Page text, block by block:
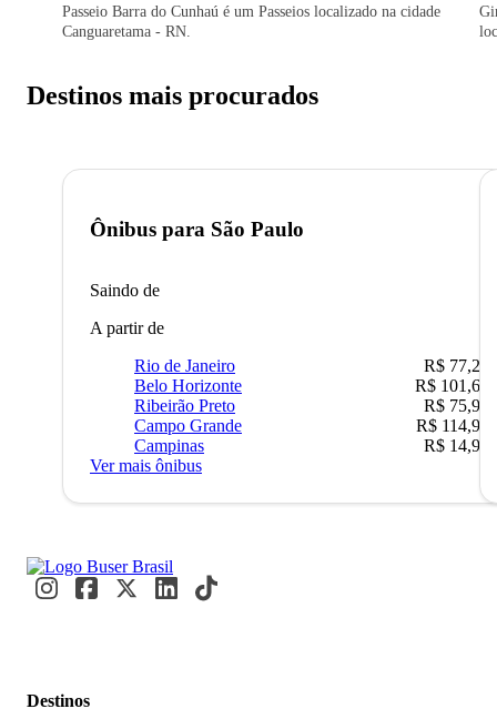
Passeio Barra do Cunhaú é um Passeios localizado na cidade
Canguaretama - RN.
Destinos mais procurados
Ônibus para São Paulo
Saindo de
A partir de
Rio de Janeiro
R$ 77,22
Belo Horizonte
R$ 101,67
Ribeirão Preto
R$ 75,90
Campo Grande
R$ 114,90
Campinas
R$ 14,90
Ver mais ônibus
Destinos